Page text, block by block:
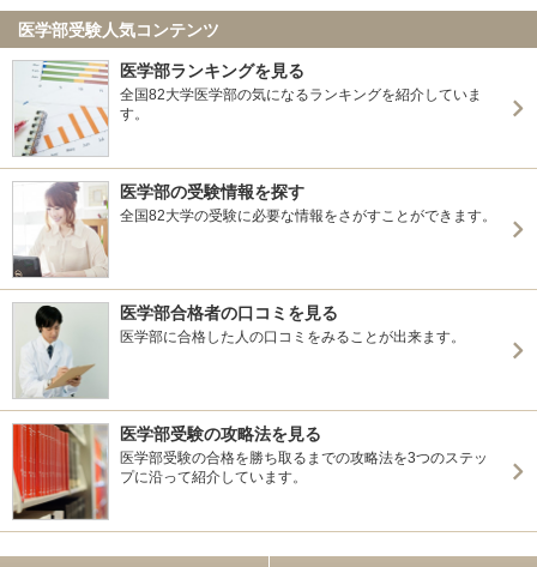
医学部受験人気コンテンツ
医学部ランキングを見る
全国82大学医学部の気になるランキングを紹介していま
す。
医学部の受験情報を探す
全国82大学の受験に必要な情報をさがすことができます。
医学部合格者の口コミを見る
医学部に合格した人の口コミをみることが出来ます。
医学部受験の攻略法を見る
医学部受験の合格を勝ち取るまでの攻略法を3つのステッ
プに沿って紹介しています。